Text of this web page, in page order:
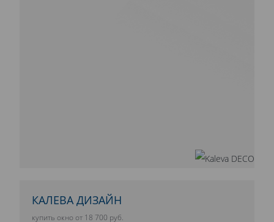
КАЛЕВА ДИЗАЙН
купить окно от 18 700 руб.